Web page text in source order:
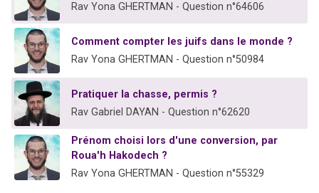
Rav Yona GHERTMAN - Question n°64606
Comment compter les juifs dans le monde ?
Rav Yona GHERTMAN - Question n°50984
Pratiquer la chasse, permis ?
Rav Gabriel DAYAN - Question n°62620
Prénom choisi lors d'une conversion, par
Roua'h Hakodech ?
Rav Yona GHERTMAN - Question n°55329